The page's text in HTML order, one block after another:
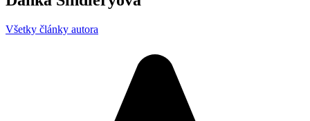
Všetky články autora